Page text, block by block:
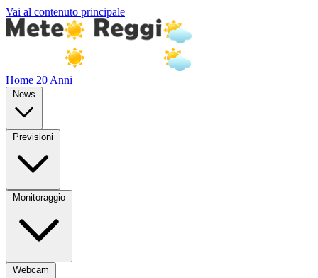
Vai al contenuto principale
Home 20 Anni
News
Previsioni
Monitoraggio
Webcam